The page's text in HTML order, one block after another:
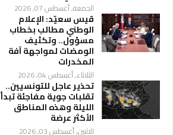
الجمعة, أغسطس 07, 2026
قيس سعيّد: الإعلام
الوطني مطالب بخطاب
مسؤول.. وتكثيف
الومضات لمواجهة آفة
المخدرات
الثلاثاء, أغسطس 04, 2026
تحذير عاجل للتونسيين..
تقلبات جوية مفاجئة تبدأ
الليلة وهذه المناطق
الأكثر عرضة
الاثنين, أغسطس 03, 2026